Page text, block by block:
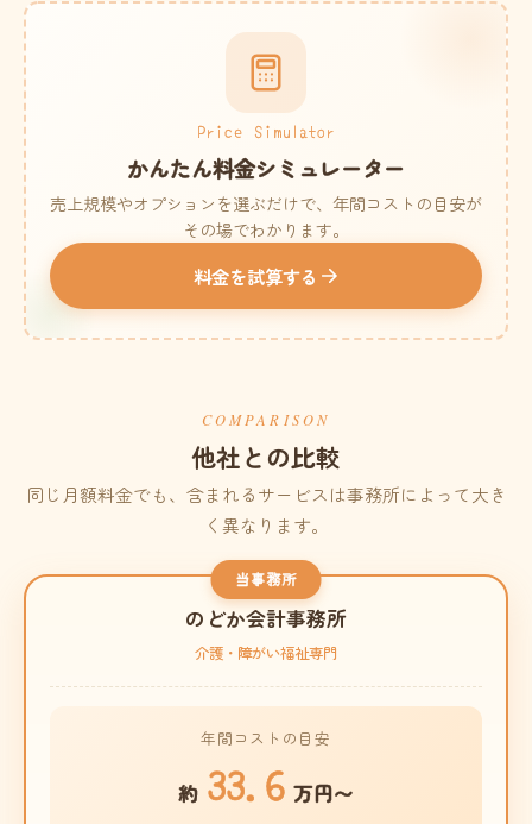
Price Simulator
かんたん料金シミュレーター
売上規模やオプションを選ぶだけで、年間コストの目安が
その場でわかります。
料金を試算する
COMPARISON
他社との比較
同じ月額料金でも、含まれるサービスは事務所によって大き
く異なります。
当事務所
のどか会計事務所
介護・障がい福祉専門
年間コストの目安
約 33.6 万円〜